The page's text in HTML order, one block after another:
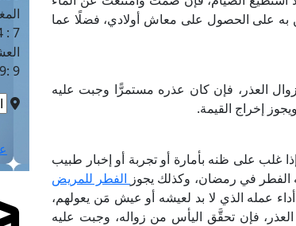
به على الحصول على معاش أولادي، فضلًا عما
العذر، فإن كان عذره مستمرًّا وجبت عليه
إخراج القيمة.
إذا غلب على ظنه بأمارة أو تجربة أو إخبار طبيب
الفطر في رمضان، وكذلك يجوز الفطر للمريض
عمله الذي لا بد لعيشه أو عيش مَن يعولهم،
فإن تحقَّق اليأس من زواله، وجبت عليه
7 : 44
9 :9